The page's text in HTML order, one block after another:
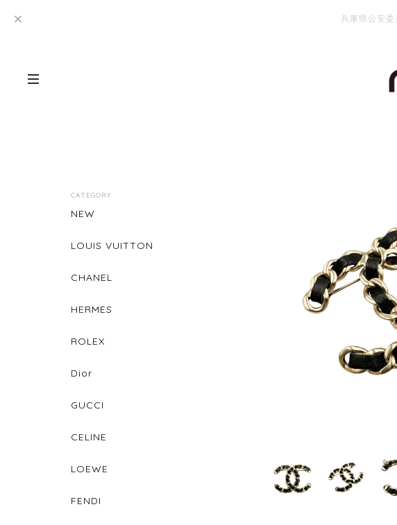
兵庫県公安
CATEGORY
NEW
LOUIS VUITTON
CHANEL
HERMES
ROLEX
Dior
GUCCI
CELINE
LOEWE
FENDI